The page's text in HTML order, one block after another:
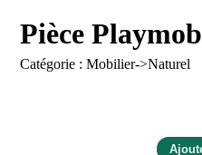
Pièce
Catégorie : Mobilier->Naturel